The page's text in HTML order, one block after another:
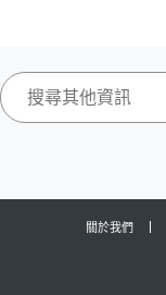
關於我們